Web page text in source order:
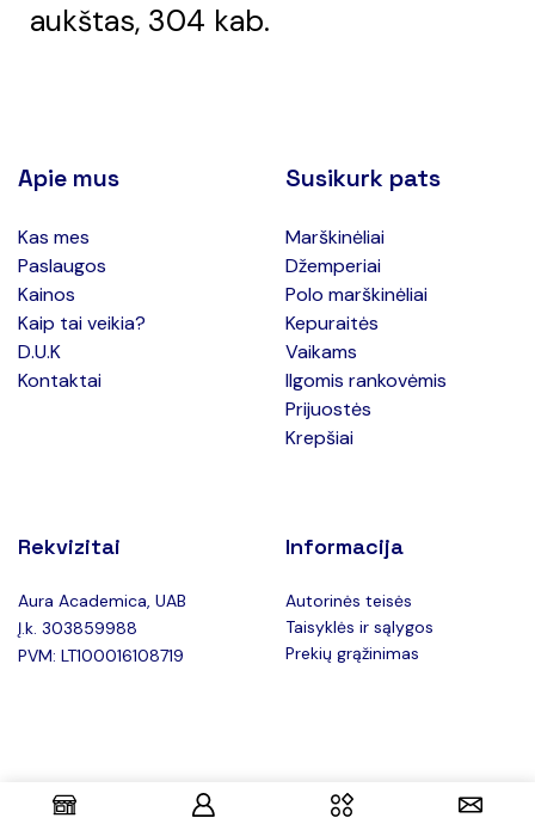
aukštas, 304 kab.
Apie mus
Kas mes
Paslaugos
Kainos
Kaip tai veikia?
D.U.K
Kontaktai
Susikurk pats
Marškinėliai
Džemperiai
Polo marškinėliai
Kepuraitės
Vaikams
Ilgomis rankovėmis
Prijuostės
Krepšiai
Rekvizitai
Aura Academica, UAB
Į.k. 303859988
PVM: LT100016108719
Informacija
Autorinės teisės
Taisyklės ir sąlygos
Prekių grąžinimas
Copyright © 2025 Teeboxas.lt – Privatumo politika